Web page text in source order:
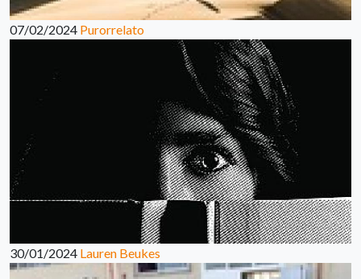
07/02/2024 Purorrelato
30/01/2024 Lauren Beukes